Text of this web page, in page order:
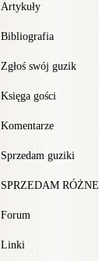
Artykuły
Bibliografia
Zgłoś swój guzik
Księga gości
Komentarze
Sprzedam guziki
SPRZEDAM RÓŻNE
Forum
Linki